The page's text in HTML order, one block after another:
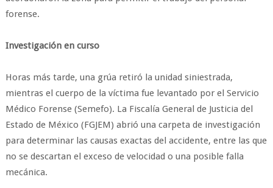
forense.
Investigación en curso
Horas más tarde, una grúa retiró la unidad siniestrada,
mientras el cuerpo de la víctima fue levantado por el Servicio
Médico Forense (Semefo). La Fiscalía General de Justicia del
Estado de México (FGJEM) abrió una carpeta de investigación
para determinar las causas exactas del accidente, entre las que
no se descartan el exceso de velocidad o una posible falla
mecánica.